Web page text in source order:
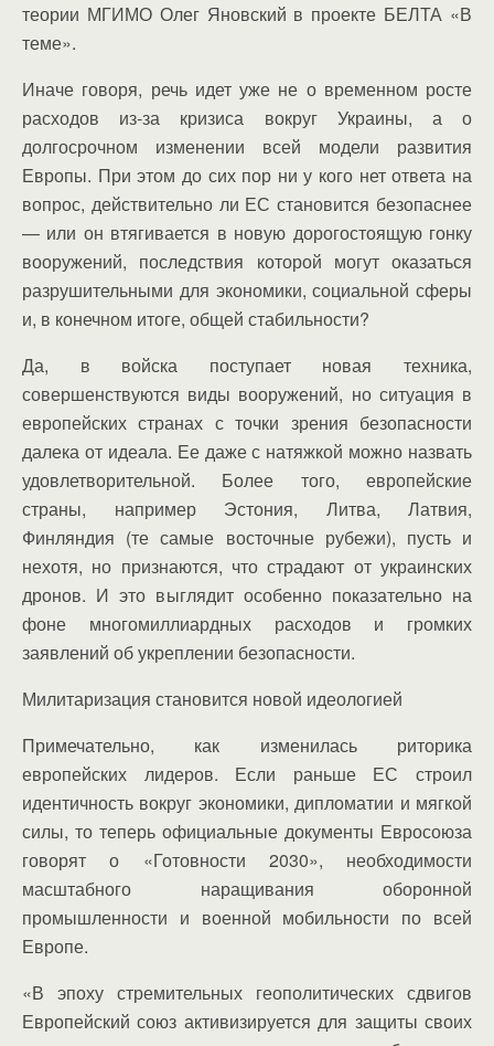
теории МГИМО Олег Яновский в проекте БЕЛТА «В
теме».
Иначе говоря, речь идет уже не о временном росте
расходов из-за кризиса вокруг Украины, а о
долгосрочном изменении всей модели развития
Европы. При этом до сих пор ни у кого нет ответа на
вопрос, действительно ли ЕС становится безопаснее
— или он втягивается в новую дорогостоящую гонку
вооружений, последствия которой могут оказаться
разрушительными для экономики, социальной сферы
и, в конечном итоге, общей стабильности?
Да, в войска поступает новая техника,
совершенствуются виды вооружений, но ситуация в
европейских странах с точки зрения безопасности
далека от идеала. Ее даже с натяжкой можно назвать
удовлетворительной. Более того, европейские
страны, например Эстония, Литва, Латвия,
Финляндия (те самые восточные рубежи), пусть и
нехотя, но признаются, что страдают от украинских
дронов. И это выглядит особенно показательно на
фоне многомиллиардных расходов и громких
заявлений об укреплении безопасности.
Милитаризация становится новой идеологией
Примечательно, как изменилась риторика
европейских лидеров. Если раньше ЕС строил
идентичность вокруг экономики, дипломатии и мягкой
силы, то теперь официальные документы Евросоюза
говорят о «Готовности 2030», необходимости
масштабного наращивания оборонной
промышленности и военной мобильности по всей
Европе.
«В эпоху стремительных геополитических сдвигов
Европейский союз активизируется для защиты своих